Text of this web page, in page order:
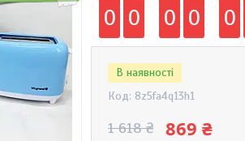
0 0 0 0 0
В наявності
Код: 8z5fa4q13h1
1 618 ₴ 869 ₴